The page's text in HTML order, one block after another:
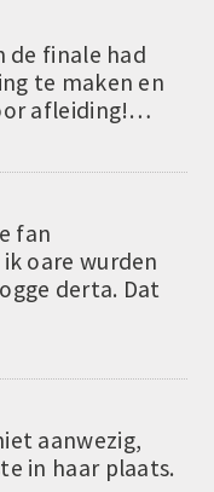
de finale had
te maken en
afleiding!…
fan
oare wurden
derta. Dat
aanwezig,
in haar plaats.